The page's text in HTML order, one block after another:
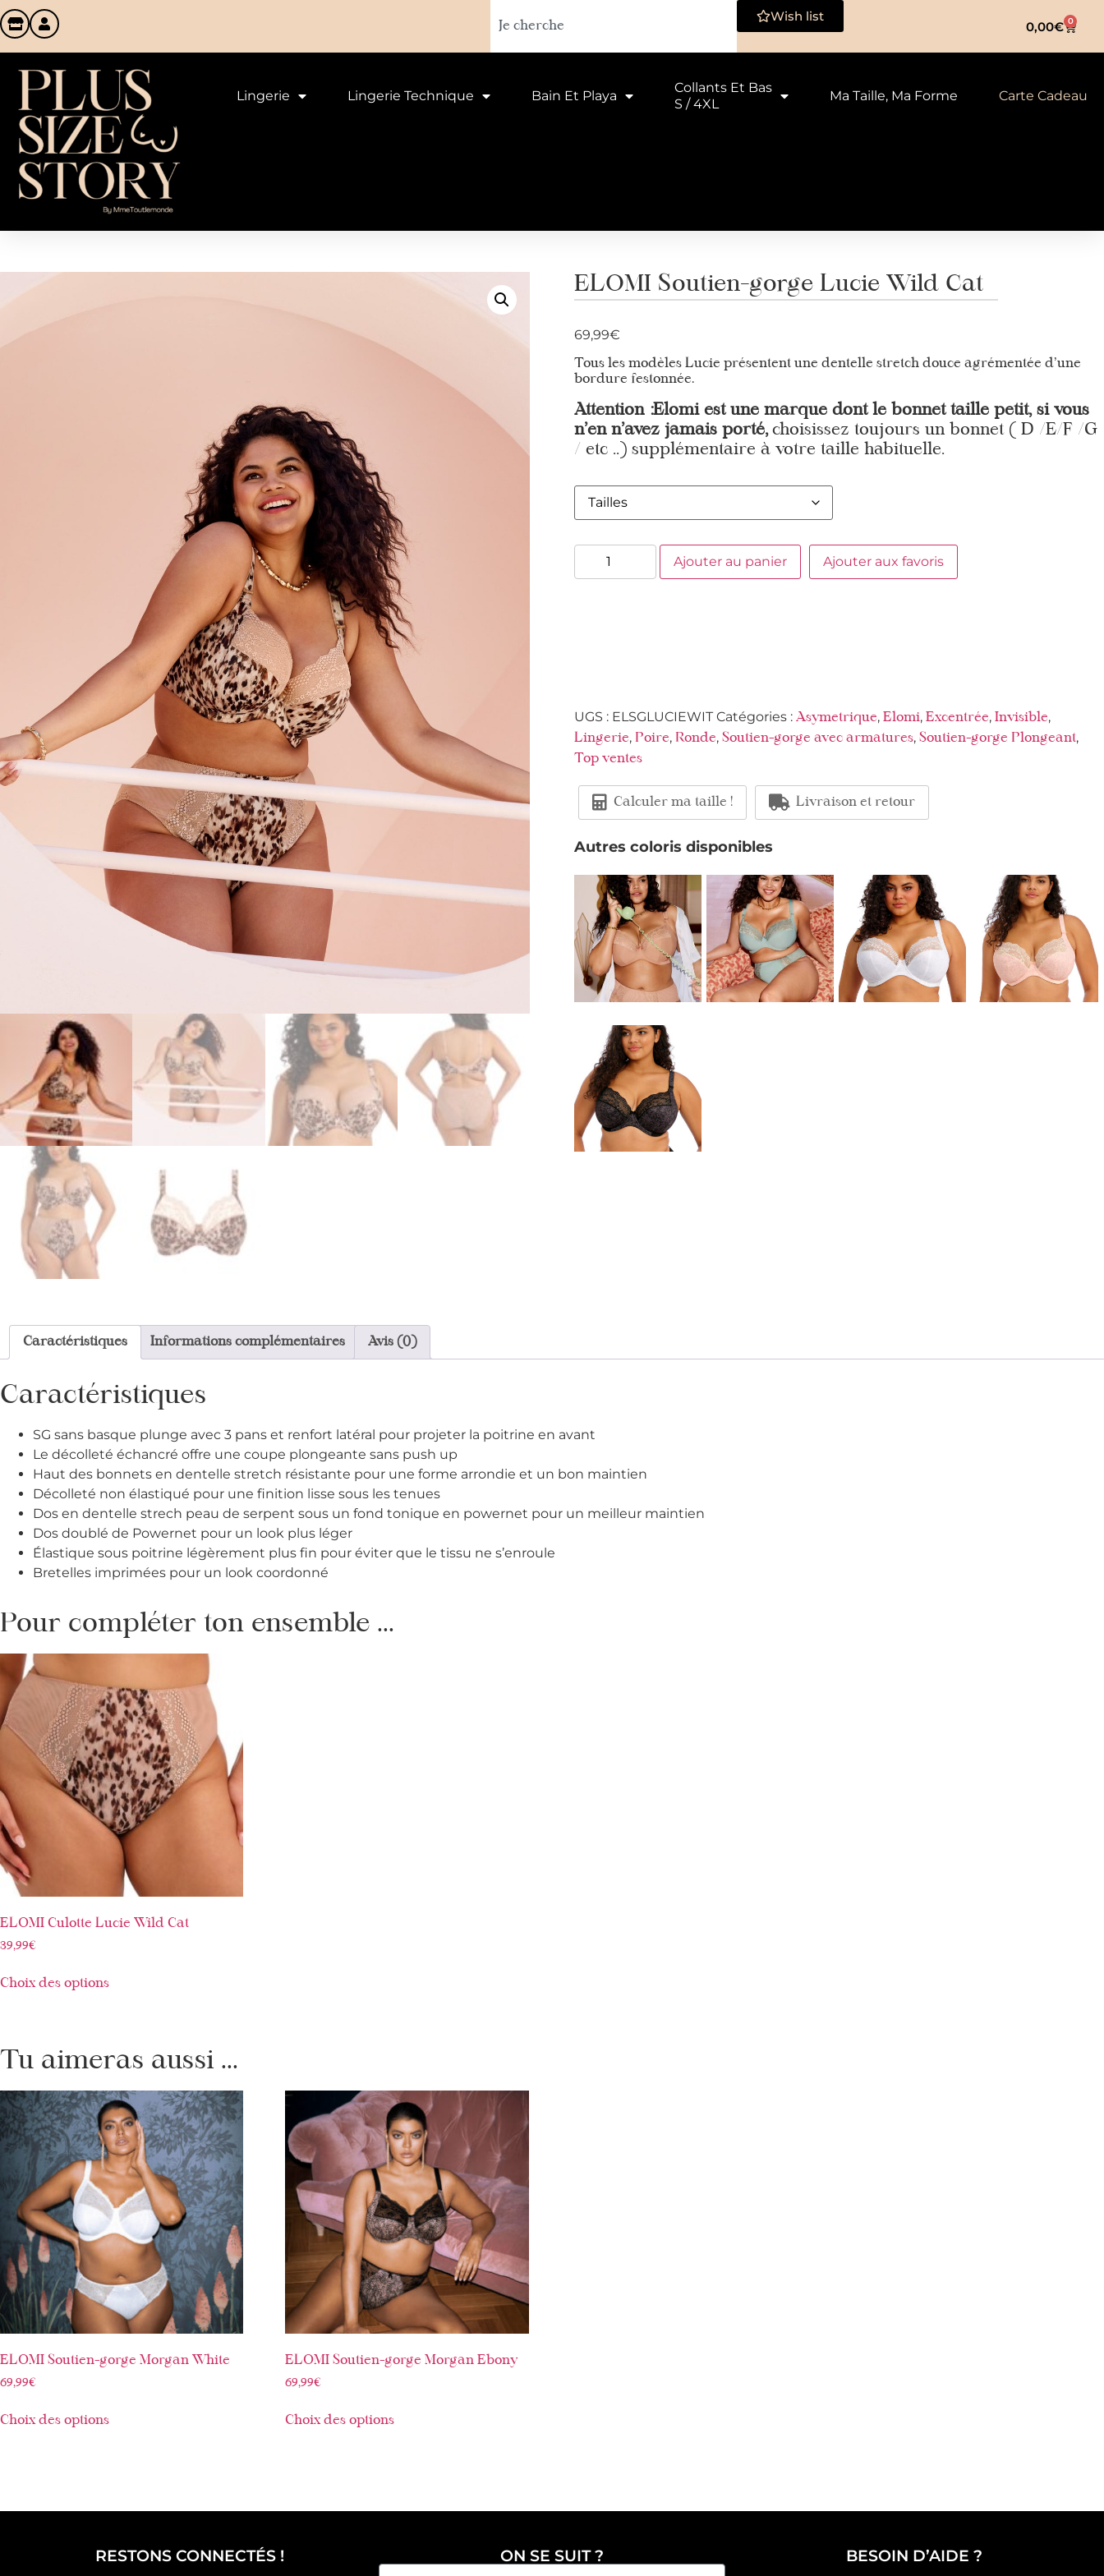
Wish list
0,00€ 0
Lingerie Lingerie Technique Bain Et Playa
Collants Et Bas
S / 4XL
Ma Taille, Ma Forme Carte Cadeau
ELOMI Soutien-gorge Lucie Wild Cat
69,99€
Tous les modèles Lucie présentent une dentelle stretch douce agrémentée d’une
bordure festonnée.
Attention :Elomi est une marque dont le bonnet taille petit, si vous
n’en n’avez jamais porté, choisissez toujours un bonnet ( D /E/F /G
/ etc ..) supplémentaire à votre taille habituelle.
Ajouter au panier Ajouter aux favoris
UGS : ELSGLUCIEWIT Catégories : Asymetrique, Elomi, Excentrée, Invisible,
Lingerie, Poire, Ronde, Soutien-gorge avec armatures, Soutien-gorge Plongeant,
Top ventes
Calculer ma taille ! Livraison et retour
Autres coloris disponibles
Caractéristiques Informations complémentaires Avis (0)
Caractéristiques
SG sans basque plunge avec 3 pans et renfort latéral pour projeter la poitrine en avant
Le décolleté échancré offre une coupe plongeante sans push up
Haut des bonnets en dentelle stretch résistante pour une forme arrondie et un bon maintien
Décolleté non élastiqué pour une finition lisse sous les tenues
Dos en dentelle strech peau de serpent sous un fond tonique en powernet pour un meilleur maintien
Dos doublé de Powernet pour un look plus léger
Élastique sous poitrine légèrement plus fin pour éviter que le tissu ne s’enroule
Bretelles imprimées pour un look coordonné
Pour compléter ton ensemble ...
ELOMI Culotte Lucie Wild Cat
39,99€
Choix des options
Tu aimeras aussi ...
ELOMI Soutien-gorge Morgan White
69,99€
Choix des options
ELOMI Soutien-gorge Morgan Ebony
69,99€
Choix des options
RESTONS CONNECTÉS ! ON SE SUIT ? BESOIN D’AIDE ?